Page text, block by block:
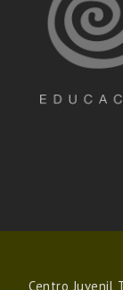
Centro Juvenil